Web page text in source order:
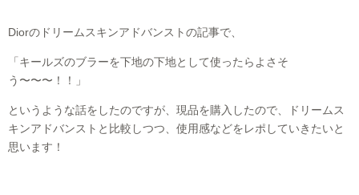
Diorのドリームスキンアドバンストの記事で、
「キールズのブラーを下地の下地として使ったらよさそ
う〜〜〜！！」
というような話をしたのですが、現品を購入したので、ドリームス
キンアドバンストと比較しつつ、使用感などをレポしていきたいと
思います！